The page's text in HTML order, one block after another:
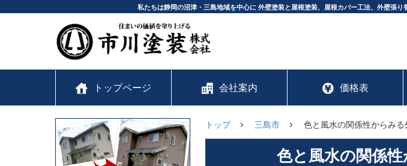
私たちは静岡の沼津・三島地域を中心に 外壁塗装と屋根塗装、屋根カバー工法、外壁張
トップページ 会社案内 価格表
トップ 三島市 色と風水の関係性からみる
色と風水の関係